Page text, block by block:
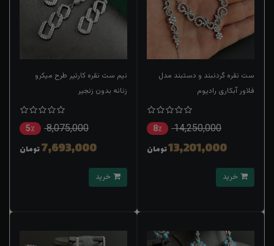
ست نقره گردنبند و دستبند مدل
فلاور آبکاری رادیوم
14,250,000 8٪
13,201,000تومان
نیم ست نقره کارتیر طرح میکرو
زنانه بدون زنجیر
8,075,000 5٪
7,693,000تومان